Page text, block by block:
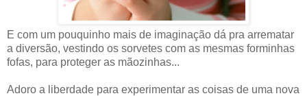
E com um pouquinho mais de imaginação dá pra arrematar
a diversão, vestindo os sorvetes com as mesmas forminhas
fofas, para proteger as mãozinhas...
Adoro a liberdade para experimentar as coisas de uma nova